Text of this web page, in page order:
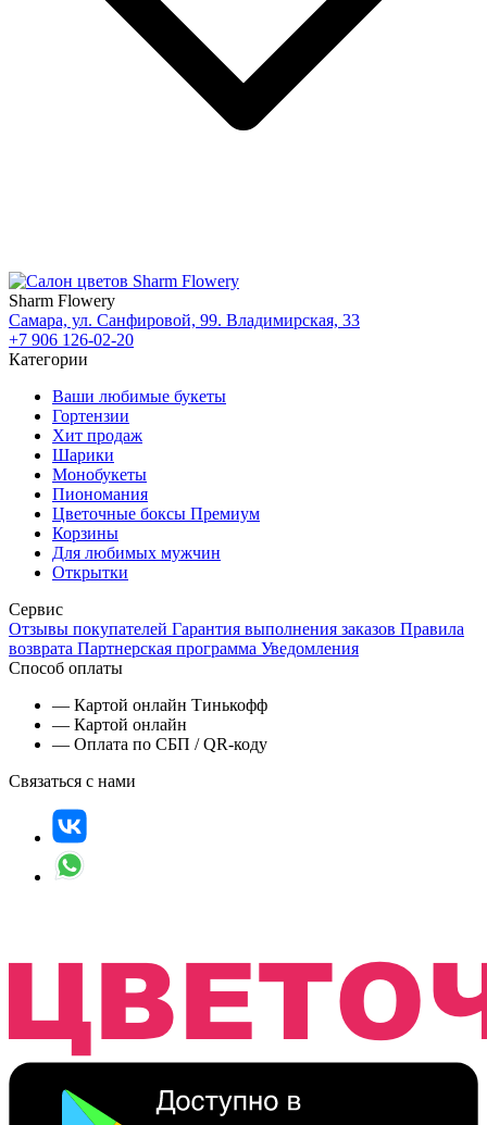
Sharm Flowery
Самара, ул. Санфировой, 99. Владимирская, 33
+7 906 126-02-20
Категории
Ваши любимые букеты
Гортензии
Хит продаж
Шарики
Монобукеты
Пиономания
Цветочные боксы Премиум
Корзины
Для любимых мужчин
Открытки
Сервис
Отзывы покупателей Гарантия выполнения заказов Правила
возврата Партнерская программа Уведомления
Способ оплаты
— Картой онлайн Тинькофф
— Картой онлайн
— Оплата по СБП / QR-коду
Связаться с нами